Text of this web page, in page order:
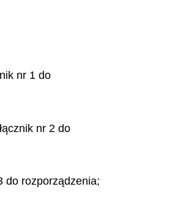
nr 1 do
nr 2 do
do rozporządzenia;